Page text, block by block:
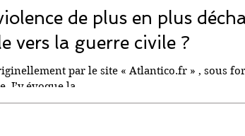
de plus en plus
vers la guerre civile ?
par le site « Atlantico.fr » , sous
évoque la...